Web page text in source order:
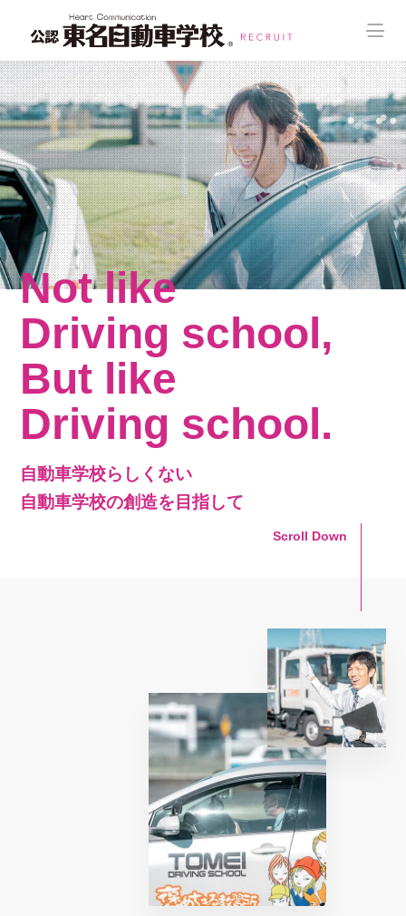
Not like
Driving school,
But like
Driving school.
自動車学校らしくない
自動車学校の創造を目指して
Scroll Down